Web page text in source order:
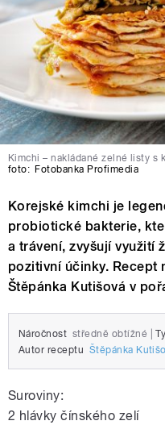
Kimchi – nakládané zelné listy s
foto: Fotobanka Profimedia
Korejské kimchi je
probiotické bakterie,
a trávení, zvyšují využití
pozitivní účinky. Recept
Štěpánka Kutišová v
Náročnost středně obtížné
Autor receptu Štěpánka
Suroviny:
2 hlávky čínského zelí